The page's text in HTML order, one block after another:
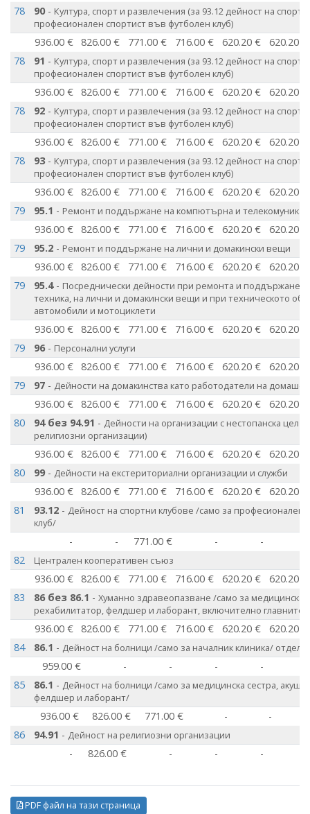
78
90- Култура, спорт и развлечения (за 93.12 дейност на
професионален спортист във футболен клуб)
936.00 € 826.00 € 771.00 € 716.00 € 620.20 €
620.20 €
78
91 - Култура, спорт и развлечения (за 93.12 дейност на
професионален спортист във футболен клуб)
936.00 € 826.00 € 771.00 € 716.00 € 620.20 €
620.20 €
78
92- Култура, спорт и развлечения (за 93.12 дейност на
професионален спортист във футболен клуб)
936.00 € 826.00 € 771.00 € 716.00 € 620.20 €
620.20 €
78
93- Култура, спорт и развлечения (за 93.12 дейност на
професионален спортист във футболен клуб)
936.00 € 826.00 € 771.00 € 716.00 € 620.20 €
620.20 €
79
95.1 - Ремонт и поддържане на компютърна и
936.00 € 826.00 € 771.00 € 716.00 € 620.20 €
620.20 €
79
95.2- Ремонт и поддържане на лични и домакински вещи
936.00 € 826.00 € 771.00 € 716.00 € 620.20 €
620.20 €
79
95.4- Посреднически дейности при ремонта и
техника, на лични и домакински вещи и при техническото
автомобили и мотоциклети
936.00 € 826.00 € 771.00 € 716.00 € 620.20 €
620.20 €
79
96- Персонални услуги
936.00 € 826.00 € 771.00 € 716.00 € 620.20 €
620.20 €
79
97- Дейности на домакинства като работодатели на
936.00 € 826.00 € 771.00 € 716.00 € 620.20 €
620.20 €
80
94 без 94.91 - Дейности на организации с нестопанска цел
религиозни организации)
936.00 € 826.00 € 771.00 € 716.00 € 620.20 €
620.20 €
80
99- Дейности на екстериториални организации и служби
936.00 € 826.00 € 771.00 € 716.00 € 620.20 €
620.20 €
81
93.12- Дейност на спортни клубове /само за професионален
клуб/
- - 771.00 € - -
82
Централен кооперативен съюз
936.00 € 826.00 € 771.00 € 716.00 € 620.20 €
620.20 €
83
86 без 86.1 - Хуманно здравеопазване /само за медицинска
рехабилитатор, фелдшер и лаборант, включително главните
936.00 € 826.00 € 771.00 € 716.00 € 620.20 €
620.20 €
84
86.1 - Дейност на болници /само за началник клиника/
959.00 € - - - -
85
86.1 - Дейност на болници /само за медицинска сестра,
фелдшер и лаборант/
936.00 € 826.00 € 771.00 € -
-
86
94.91 - Дейност на религиозни организации
- 826.00 € - - -
PDF файл на тази страница